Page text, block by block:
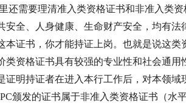
还需要理清准入类资格证书和非准入类
安全、人身健康、生命财产安全，均有
本证书，你才能持证上岗。也就是说这类
类资格证书具有较强的专业性和社会通
证明持证者在进入本行工作后，对本领域
颁发的证书属于非准入类资格证书（水